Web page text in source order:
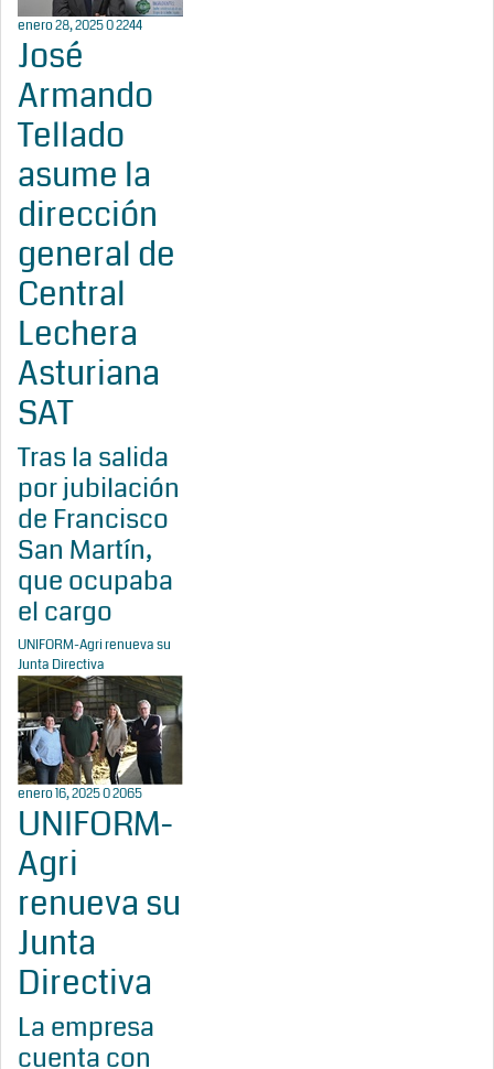
enero 28, 202502244
José
Armando
Tellado
asume la
dirección
general de
Central
Lechera
Asturiana
SAT
Tras la salida
por jubilación
de Francisco
San Martín,
que ocupaba
el cargo
UNIFORM-Agri renueva su
Junta Directiva
enero 16, 202502065
UNIFORM-
Agri
renueva su
Junta
Directiva
La empresa
cuenta con